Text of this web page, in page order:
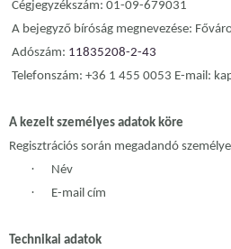
Cégjegyzékszám: 01-09-679031
A bejegyző bíróság megnevezése:
Adószám: 11835208-2-43
Telefonszám: +36 1 455 0053 E-mail:
A kezelt személyes adatok köre
Regisztrációs során megadandó
· Név
· E-mail cím
Technikai adatok